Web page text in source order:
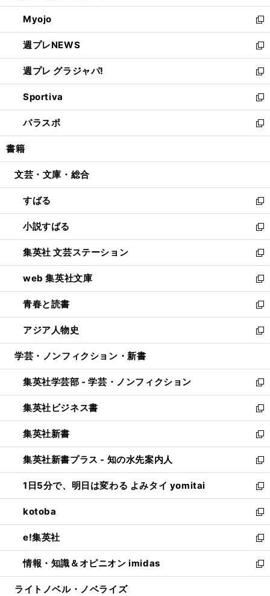
開
く
ウ
で
開
く
ン
ド
ウ
で
開
く
ウ
ィ
ン
ド
ウ
で
開
く
Myojo
新
し
い
ウ
ィ
ン
ド
ウ
で
開
週プレNEWS
新
し
い
ウ
ィ
ン
ド
ウ
開
週プレ グラジャパ!
新
し
い
ウ
ィ
ン
ウ
開
く
Sportiva
新
し
い
ウ
ン
ウ
で
開
く
パラスポ
新
し
ウ
ン
ド
ウ
で
開
く
書籍
文芸・文庫・総合
すばる
新
し
い
ウ
ィ
ン
ド
ウ
で
開
く
小説すばる
新
し
い
ウ
ィ
ン
ド
ウ
で
開
集英社 文芸ステーション
新
し
い
ウ
ィ
ン
ド
ウ
開
く
web 集英社文庫
新
し
い
ウ
ィ
ン
ウ
で
開
く
青春と読書
新
し
い
ウ
ン
ド
ウ
で
開
く
アジア人物史
新
し
ウ
ィ
ン
ド
ウ
で
開
く
学芸・ノンフィクション・新書
集英社学芸部 - 学芸・ノンフィクション
新
し
い
ウ
ィ
ン
ド
ウ
で
開
く
集英社ビジネス書
新
し
い
ウ
ィ
ン
ド
ウ
で
開
く
集英社新書
新
し
い
ウ
ィ
ン
ド
ウ
で
開
く
集英社新書プラス - 知の水先案内人
新
し
い
ウ
ィ
ン
ド
ウ
で
開
1日5分で、明日は変わる よみタイ yomitai
新
し
い
ウ
ィ
ン
ド
ウ
kotoba
新
し
い
ウ
ィ
ン
e!集英社
新
し
い
ウ
情報・知識＆オピニオン imidas
新
し
ライトノベル・ノベライズ